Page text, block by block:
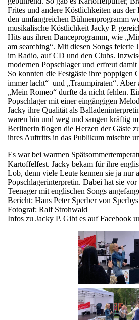
Frites und andere Köstlichkeiten aus
den umfangreichen Bühnenprogramm
musikalische Köstlichkeit Jacky P.
Hits aus ihren Danceprogramm, wie
am searching“. Mit diesen Songs feierte
im Radio, auf CD und den Clubs.
modernen Popschlager und erfreut
So konnten die Festgäste ihre poppigen
immer lacht“ und „Traumpiraten“. Aber
„Mein Romeo“ durfte da nicht fehlen.
Popschlager mit einer eingängigen
Jacky ihre Qualität als
waren hin und weg und sangen kräftig
Berlinerin flogen die Herzen der Gäste
ihres Auftritts in das Publikum mischte
Es war bei warmen
Kartoffelfest. Jacky bekam für ihre
Lob, denn viele Leute kennen sie ja nur
Popschlagerinterpretin. Dabei hat sie vor
Teenager mit englischen Songs
Bericht: Hans Peter Sperber von
Fotograf: Ralf Strohwald
Infos zu Jacky P. Gibt es auf Facebook